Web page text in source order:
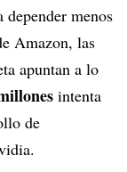
menos
Amazon, las
apuntan a lo
intenta
de